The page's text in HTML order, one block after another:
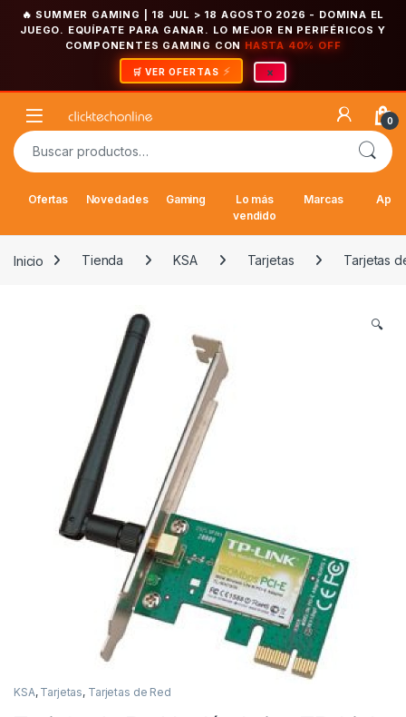
🔥 SUMMER GAMING | 18 JUL > 18 AGOSTO 2026 - DOMINA EL
JUEGO. EQUÍPATE PARA GANAR. LO MEJOR EN PERIFÉRICOS Y
COMPONENTES GAMING CON HASTA 40% OFF
🛒 VER OFERTAS ×
Open 0
Buscar por:
Ofertas Novedades Gaming
Lo más
vendido
Marcas
Inicio Tienda KSA Tarjetas Tarjetas
🔍
KSA, Tarjetas, Tarjetas de Red